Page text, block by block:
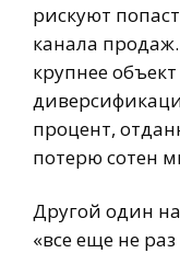
рискуют
канала
крупнее
процент,
потерю сотен
Другой один
«все еще не